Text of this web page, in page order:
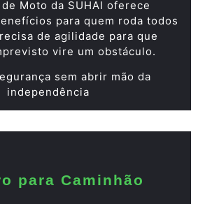
Moto da SUHAI oferece
para quem roda todos
de agilidade para que
vire um obstáculo.
sem abrir mão da
independência
para Caminhão